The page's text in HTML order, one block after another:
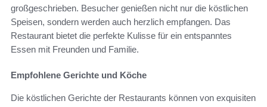
großgeschrieben. Besucher genießen nicht nur die köstlichen
Speisen, sondern werden auch herzlich empfangen. Das
Restaurant bietet die perfekte Kulisse für ein entspanntes
Essen mit Freunden und Familie.
Empfohlene Gerichte und Köche
Die köstlichen Gerichte der Restaurants können von exquisiten